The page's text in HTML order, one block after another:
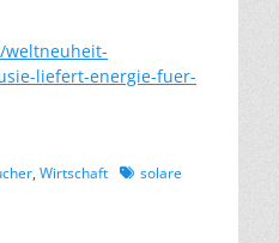
weltneuheit-
liefert-energie-fuer-
, Wirtschaft Schlagworte
solare